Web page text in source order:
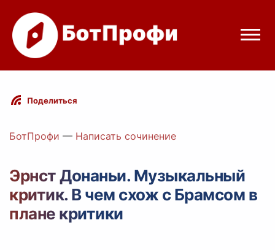
Режимы бота
Цены
Вход с Telegram
Поделиться
БотПрофи — Написать сочинение
Эрнст Донаньи. Музыкальный
критик. В чем схож с Брамсом в
плане критики